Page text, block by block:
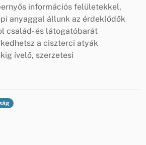
információs felületekkel,
anyaggal állunk az érdeklődők
család- és látogatóbarát
a ciszterci atyák
ívelő, szerzetesi